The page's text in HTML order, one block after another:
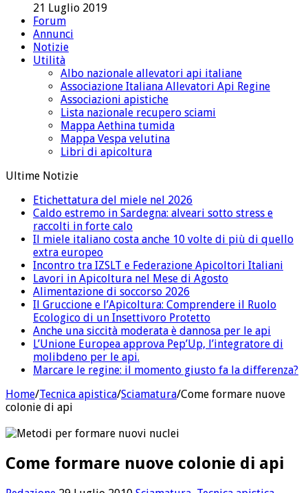
21 Luglio 2019
Forum
Annunci
Notizie
Utilità
Albo nazionale allevatori api italiane
Associazione Italiana Allevatori Api Regine
Associazioni apistiche
Lista nazionale recupero sciami
Mappa Aethina tumida
Mappa Vespa velutina
Libri di apicoltura
Ultime Notizie
Etichettatura del miele nel 2026
Caldo estremo in Sardegna: alveari sotto stress e
raccolti in forte calo
Il miele italiano costa anche 10 volte di più di quello
extra europeo
Incontro tra IZSLT e Federazione Apicoltori Italiani
Lavori in Apicoltura nel Mese di Agosto
Alimentazione di soccorso 2026
Il Gruccione e l’Apicoltura: Comprendere il Ruolo
Ecologico di un Insettivoro Protetto
Anche una siccità moderata è dannosa per le api
L’Unione Europea approva Pep’Up, l’integratore di
molibdeno per le api.
Marcare le regine: il momento giusto fa la differenza?
Home/Tecnica apistica/Sciamatura/Come formare nuove
colonie di api
Come formare nuove colonie di api